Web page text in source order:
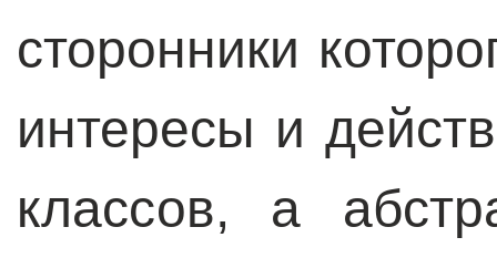
сторонники
интересы и
классов, а